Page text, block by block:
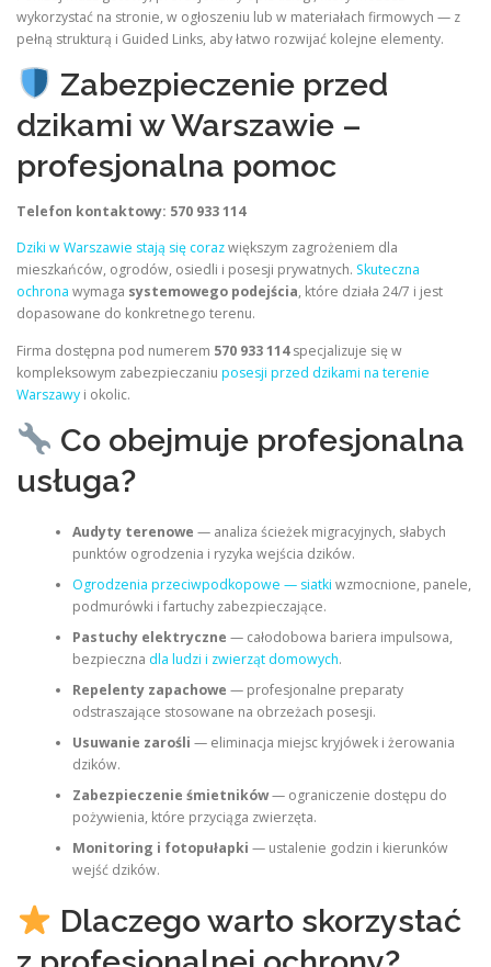
wykorzystać na stronie, w ogłoszeniu lub w materiałach firmowych — z
pełną strukturą i Guided Links, aby łatwo rozwijać kolejne elementy.
Zabezpieczenie przed
dzikami w Warszawie –
profesjonalna pomoc
Telefon kontaktowy: 570 933 114
Dziki w Warszawie stają się corazwiększym zagrożeniem dla
mieszkańców, ogrodów, osiedli i posesji prywatnych. Skuteczna
ochrona wymaga systemowego podejścia, które działa 24/7 i jest
dopasowane do konkretnego terenu.
Firma dostępna pod numerem 570 933 114specjalizuje się w
kompleksowym zabezpieczaniu posesji przed dzikami na terenie
Warszawy i okolic.
Co obejmuje profesjonalna
usługa?
Audyty terenowe — analiza ścieżek migracyjnych, słabych
punktów ogrodzenia i ryzyka wejścia dzików.
Ogrodzenia przeciwpodkopowe — siatki wzmocnione, panele,
podmurówki i fartuchy zabezpieczające.
Pastuchy elektryczne — całodobowa bariera impulsowa,
bezpieczna dla ludzi i zwierząt domowych.
Repelenty zapachowe — profesjonalne preparaty
odstraszające stosowane na obrzeżach posesji.
Usuwanie zarośli — eliminacja miejsc kryjówek i żerowania
dzików.
Zabezpieczenie śmietników— ograniczenie dostępu do
pożywienia, które przyciąga zwierzęta.
Monitoring i fotopułapki — ustalenie godzin i kierunków
wejść dzików.
Dlaczego warto skorzystać